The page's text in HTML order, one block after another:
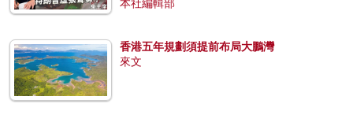
本社編輯部
香港五年規劃須提前布局大鵬灣
來文